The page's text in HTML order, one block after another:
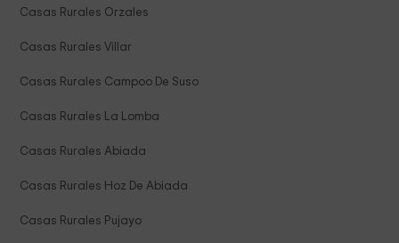
Casas Rurales Orzales
Casas Rurales Villar
Casas Rurales Campoo De Suso
Casas Rurales La Lomba
Casas Rurales Abiada
Casas Rurales Hoz De Abiada
Casas Rurales Pujayo